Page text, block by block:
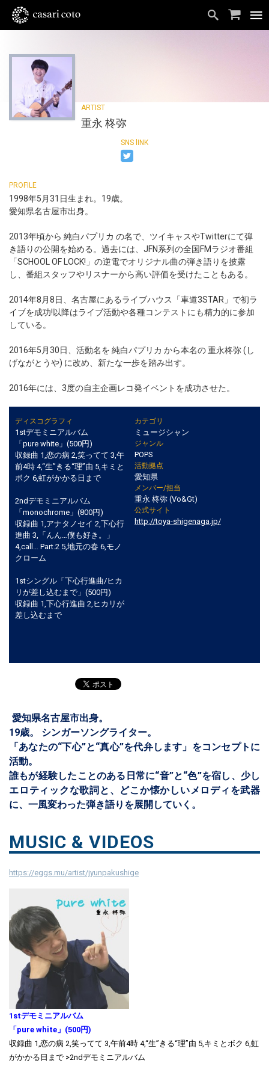
重永 柊弥
1998年5月31日生まれ。19歳。
愛知県名古屋市出身。
2013年頃から 純白パプリカ の名で、ツイキャスやTwitterにて弾
き語りの公開を始める。過去には、JFN系列の全国FMラジオ番組
「SCHOOL OF LOCK!」の逆電でオリジナル曲の弾き語りを披露
し、番組スタッフやリスナーから高い評価を受けたこともある。
2014年8月8日、名古屋にあるライブハウス「車道3STAR」で初ラ
イブを成功!以降はライブ活動や各種コンテストにも精力的に参加
している。
2016年5月30日、活動名を 純白パプリカ から本名の 重永柊弥 (し
げながとうや) に改め、新たな一歩を踏み出す。
2016年には、3度の自主企画レコ発イベントを成功させた。
ディスコグラフィ
1stデモミニアルバム
「pure white」(500円)
収録曲 1,恋の病 2,笑ってて 3,午
前4時 4,“生”きる“理”由 5,キミと
ボク 6,虹がかかる日まで
2ndデモミニアルバム
「monochrome」(800円)
収録曲 1,アナタノセイ 2,下心行
進曲 3,「んん…僕も好き。」
4,call… Part.2 5,地元の春 6,モノ
クローム
1stシングル「下心行進曲/ヒカ
リが差し込むまで」(500円)
収録曲 1,下心行進曲 2,ヒカリが
差し込むまで
カテゴリ
ミュージシャン
ジャンル
POPS
活動拠点
愛知県
メンバー/担当
重永 柊弥 (Vo&Gt)
公式サイト
http://toya-shigenaga.jp/
愛知県名古屋市出身。
19歳。 シンガーソングライター。
「あなたの“下心”と“真心”を代弁します」をコンセプトに
活動。
誰もが経験したことのある日常に“音”と“色”を宿し、少し
エロティックな歌詞と、どこか懐かしいメロディを武器
に、一風変わった弾き語りを展開していく。
MUSIC & VIDEOS
https://eggs.mu/artist/jyunpakushige